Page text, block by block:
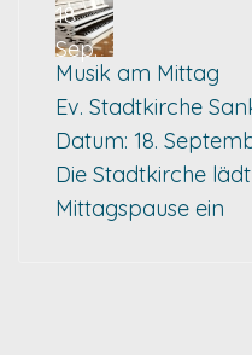
18
Sep.
Musik am Mittag
Ev. Stadtkirche
Datum: 18.
Die Stadtkirche
Mittagspause ein